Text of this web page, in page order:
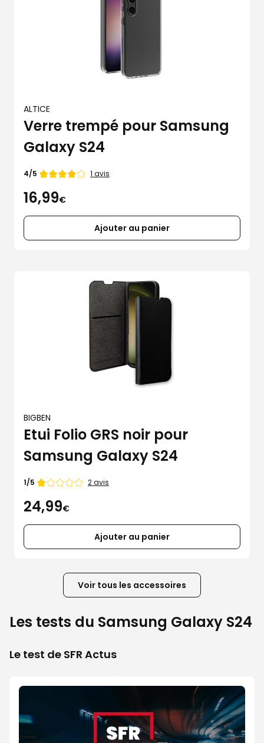
ALTICE
Verre trempé pour Samsung
Galaxy S24
4/5 Note
4
étoiles
sur
1 avis
16,99€
Ajouter au panier
BIGBEN
Etui Folio GRS noir pour
Samsung Galaxy S24
1/5 Note
1
étoiles
sur
2 avis
24,99€
Ajouter au panier
Voir tous les accessoires
Les tests du Samsung Galaxy S24
Le test de SFR Actus